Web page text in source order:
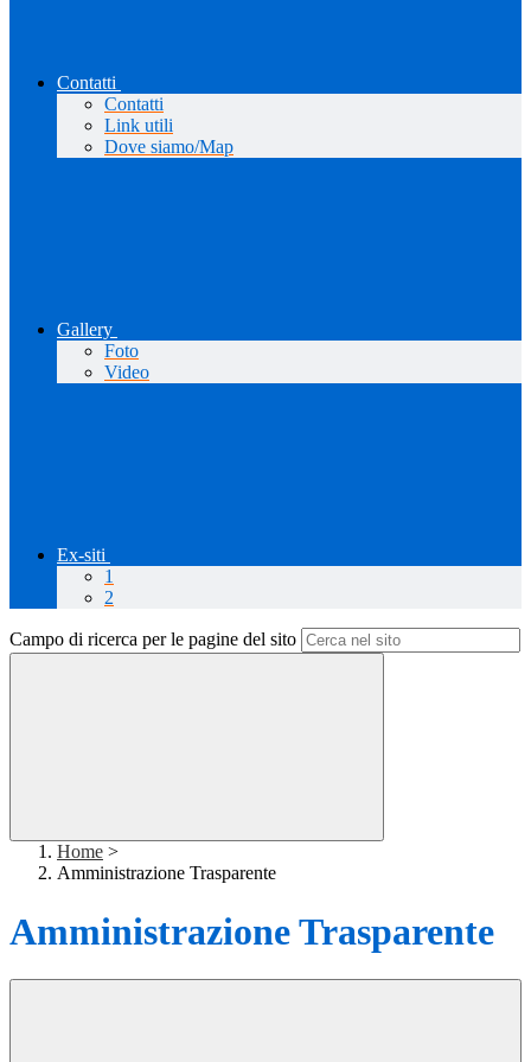
Contatti
Contatti
Link utili
Dove siamo/Map
Gallery
Foto
Video
Ex-siti
1
2
Campo di ricerca per le pagine del sito
Home >
Amministrazione Trasparente
Amministrazione Trasparente